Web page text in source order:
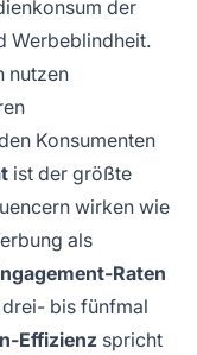
der
Werbeblindheit.
nutzen
Konsumenten
ist der größte
wirken wie
als
Raten
bis fünfmal
Effizienz spricht